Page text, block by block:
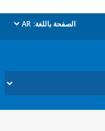
الصفحة باللغة: AR
dropdown